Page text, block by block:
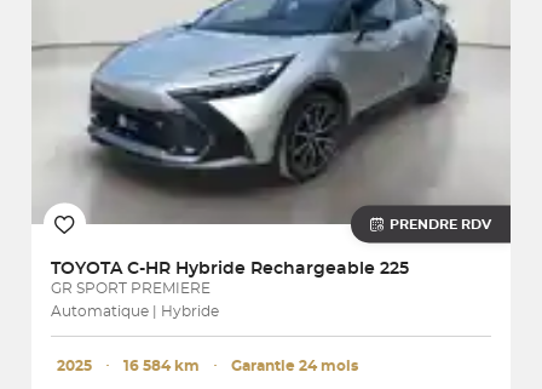
PRENDRE RDV
TOYOTA C-HR Hybride Rechargeable 225
GR SPORT PREMIERE
Automatique | Hybride
2025 ･ 16 584 km ･ Garantie 24 mois